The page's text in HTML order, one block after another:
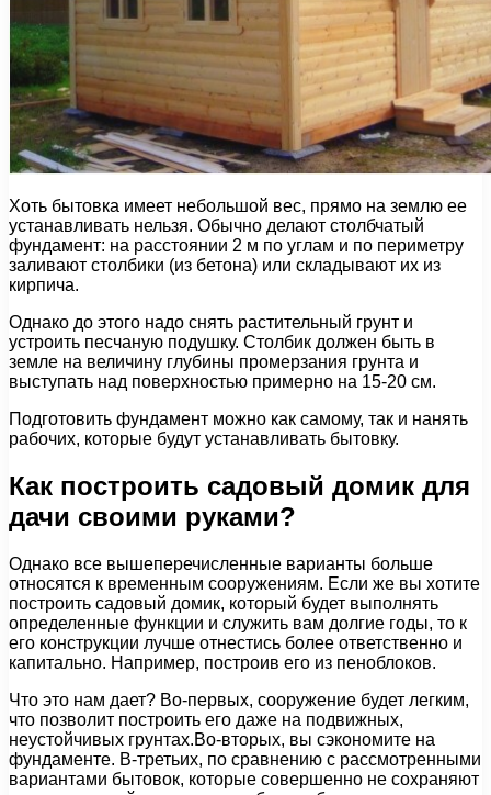
Хоть бытовка имеет небольшой вес, прямо на землю ее
устанавливать нельзя. Обычно делают столбчатый
фундамент: на расстоянии 2 м по углам и по периметру
заливают столбики (из бетона) или складывают их из
кирпича.
Однако до этого надо снять растительный грунт и
устроить песчаную подушку. Столбик должен быть в
земле на величину глубины промерзания грунта и
выступать над поверхностью примерно на 15-20 см.
Подготовить фундамент можно как самому, так и нанять
рабочих, которые будут устанавливать бытовку.
Как построить садовый домик для
дачи своими руками?
Однако все вышеперечисленные варианты больше
относятся к временным сооружениям. Если же вы хотите
построить садовый домик, который будет выполнять
определенные функции и служить вам долгие годы, то к
его конструкции лучше отнестись более ответственно и
капитально. Например, построив его из пеноблоков.
Что это нам дает? Во-первых, сооружение будет легким,
что позволит построить его даже на подвижных,
неустойчивых грунтах.Во-вторых, вы сэкономите на
фундаменте. В-третьих, по сравнению с рассмотренными
вариантами бытовок, которые совершенно не сохраняют